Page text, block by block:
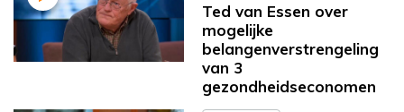
Ted van Essen over
mogelijke
belangenverstrengeling
van 3
gezondheidseconomen